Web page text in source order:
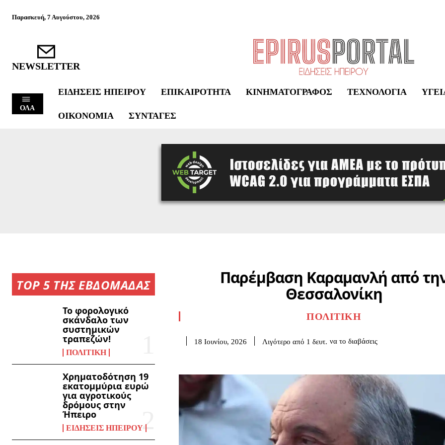
Παρασκευή, 7 Αυγούστου, 2026
NEWSLETTER
ΟΛΑ
ΕΙΔΉΣΕΙΣ ΗΠΕΊΡΟΥ ΕΠΙΚΑΙΡΌΤΗΤΑ ΚΙΝΗΜΑΤΟΓΡΆΦΟΣ ΤΕΧΝΟΛΟΓΊΑ
ΟΙΚΟΝΟΜΊΑ ΣΥΝΤΑΓΈΣ
TOP 5 ΤΗΣ ΕΒΔΟΜΑΔΑΣ
Το φορολογικό
σκάνδαλο των
συστημικών
τραπεζών!
ΠΟΛΙΤΙΚΉ
Χρηματοδότηση 19
εκατομμύρια ευρώ
για αγροτικούς
δρόμους στην
Ήπειρο
ΕΙΔΉΣΕΙΣ ΗΠΕΊΡΟΥ
Παρέμβαση Καραμανλή από
Θεσσαλονίκη
ΠΟΛΙΤΙΚΉ
18 Ιουνίου, 2026 Λιγότερο από 1 δευτ. να το διαβάσεις